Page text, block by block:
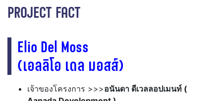
PROJECT FACT
Elio Del Moss
(เอลลิโอ เดล มอสส์)
เจ้าของโครงการ >>>อนันดา ดีเวลลอปเมนท์ (